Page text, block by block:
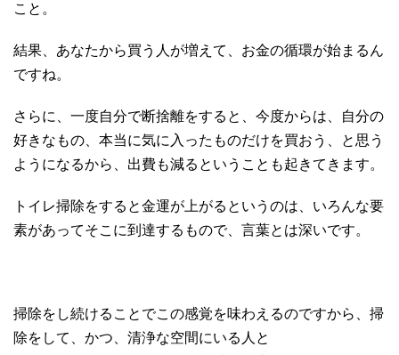
こと。
結果、あなたから買う人が増えて、お金の循環が始まるん
ですね。
さらに、一度自分で断捨離をすると、今度からは、自分の
好きなもの、本当に気に入ったものだけを買おう、と思う
ようになるから、出費も減るということも起きてきます。
トイレ掃除をすると金運が上がるというのは、いろんな要
素があってそこに到達するもので、言葉とは深いです。
掃除をし続けることでこの感覚を味わえるのですから、掃
除をして、かつ、清浄な空間にいる人と